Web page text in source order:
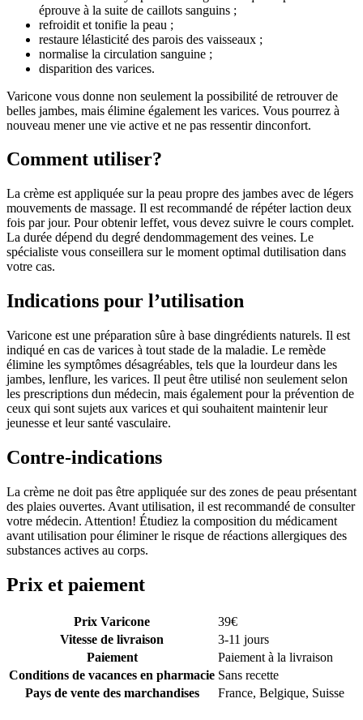
éprouve à la suite de caillots sanguins ;
refroidit et tonifie la peau ;
restaure lélasticité des parois des vaisseaux ;
normalise la circulation sanguine ;
disparition des varices.
Varicone vous donne non seulement la possibilité de retrouver de
belles jambes, mais élimine également les varices. Vous pourrez à
nouveau mener une vie active et ne pas ressentir dinconfort.
Comment utiliser?
La crème est appliquée sur la peau propre des jambes avec de légers
mouvements de massage. Il est recommandé de répéter laction deux
fois par jour. Pour obtenir leffet, vous devez suivre le cours complet.
La durée dépend du degré dendommagement des veines. Le
spécialiste vous conseillera sur le moment optimal dutilisation dans
votre cas.
Indications pour l’utilisation
Varicone est une préparation sûre à base dingrédients naturels. Il est
indiqué en cas de varices à tout stade de la maladie. Le remède
élimine les symptômes désagréables, tels que la lourdeur dans les
jambes, lenflure, les varices. Il peut être utilisé non seulement selon
les prescriptions dun médecin, mais également pour la prévention de
ceux qui sont sujets aux varices et qui souhaitent maintenir leur
jeunesse et leur santé vasculaire.
Contre-indications
La crème ne doit pas être appliquée sur des zones de peau présentant
des plaies ouvertes. Avant utilisation, il est recommandé de consulter
votre médecin. Attention! Étudiez la composition du médicament
avant utilisation pour éliminer le risque de réactions allergiques des
substances actives au corps.
Prix et paiement
Prix Varicone 39€
Vitesse de livraison
3-11 jours
Paiement
Paiement à la livraison
Conditions de vacances en pharmacie Sans recette
Pays de vente des marchandises
France, Belgique, Suisse